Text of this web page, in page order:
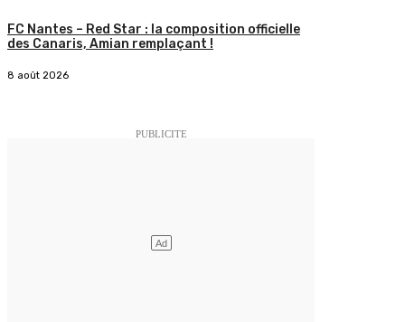
FC Nantes – Red Star : la composition officielle
des Canaris, Amian remplaçant !
8 août 2026